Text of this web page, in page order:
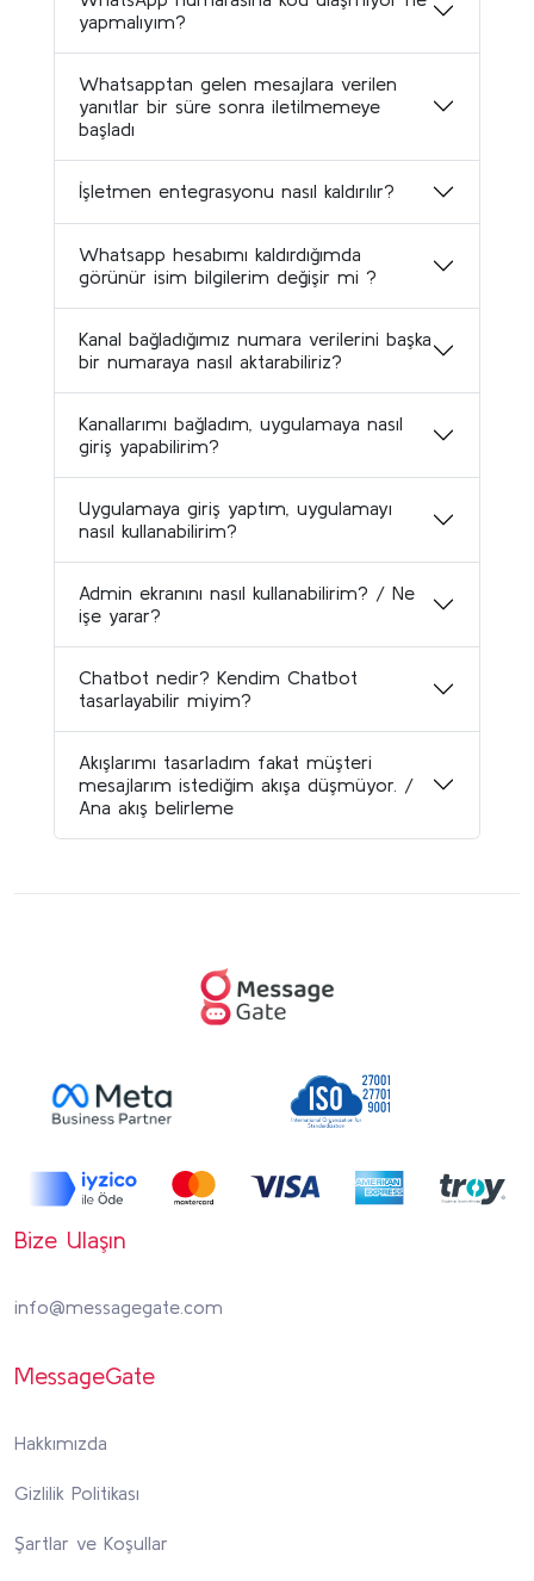
yapmalıyım?
Whatsapptan gelen mesajlara verilen
yanıtlar bir süre sonra iletilmemeye
başladı
İşletmen entegrasyonu nasıl kaldırılır?
Whatsapp hesabımı kaldırdığımda
görünür isim bilgilerim değişir mi ?
Kanal bağladığımız numara verilerini başka
bir numaraya nasıl aktarabiliriz?
Kanallarımı bağladım, uygulamaya nasıl
giriş yapabilirim?
Uygulamaya giriş yaptım, uygulamayı
nasıl kullanabilirim?
Admin ekranını nasıl kullanabilirim? / Ne
işe yarar?
Chatbot nedir? Kendim Chatbot
tasarlayabilir miyim?
Akışlarımı tasarladım fakat müşteri
mesajlarım istediğim akışa düşmüyor. /
Ana akış belirleme
Bize Ulaşın
info@messagegate.com
MessageGate
Hakkımızda
Gizlilik Politikası
Şartlar ve Koşullar